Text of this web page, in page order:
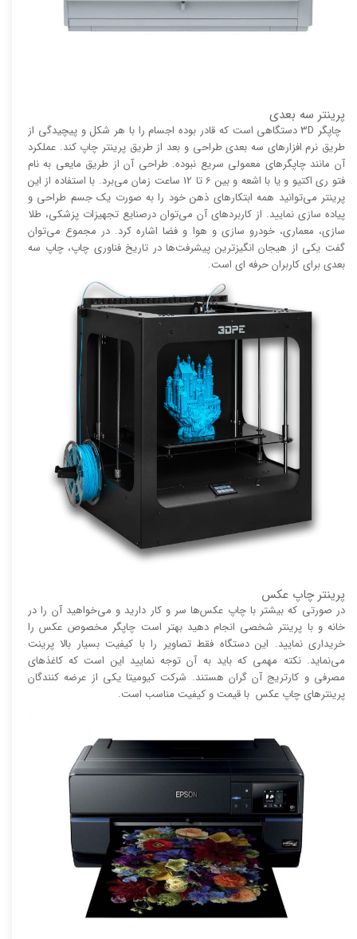
پرینتر سه بعدی
چاپگر 3D دستگاهی است که قادر بوده اجسام را با هر شکل و پیچیدگی از
طریق نرم افزار‌های سه بعدی طراحی و بعد از طریق پرینتر چاپ کند. عملکرد
آن مانند چاپگر‌های معمولی سریع نبوده. طراحی آن از طریق مایعی به نام
فتو ری اکتیو و یا با اشعه و بین 6 تا 12 ساعت زمان می‌برد. با استفاده از این
پرینتر می‌توانید همه ابتکار‌های ذهن خود را به صورت یک جسم طراحی و
پیاده سازی نمایید. از کاربرد‌های آن می‌توان درصنایع تجهیزات پزشکی، طلا
سازی، معماری، خودرو سازی و هوا و فضا اشاره کرد. در مجموع می‌توان
گفت یکی از هیجان انگیز‌‌ترین پیشرفت‌ها در تاریخ فناوری چاپ، چاپ سه
بعدی برای کاربران حرفه ای است.
پرینتر چاپ عکس
در صورتی که بیشتر با چاپ عکس‌ها سر و کار دارید و می‌خواهید آن را در
خانه و با پرینتر شخصی انجام دهید بهتر است چاپگر مخصوص عکس را
خریداری نمایید. این دستگاه فقط تصاویر را با کیفیت بسیار بالا پرینت
می‌نماید. نکته مهمی که باید به آن توجه نمایید این است که کاغذ‌های
مصرفی و کارتریج آن گران هستند. شرکت کیومیتا یکی از عرضه کنندگان
پرینتر‌های چاپ عکس با قیمت و کیفیت مناسب است.